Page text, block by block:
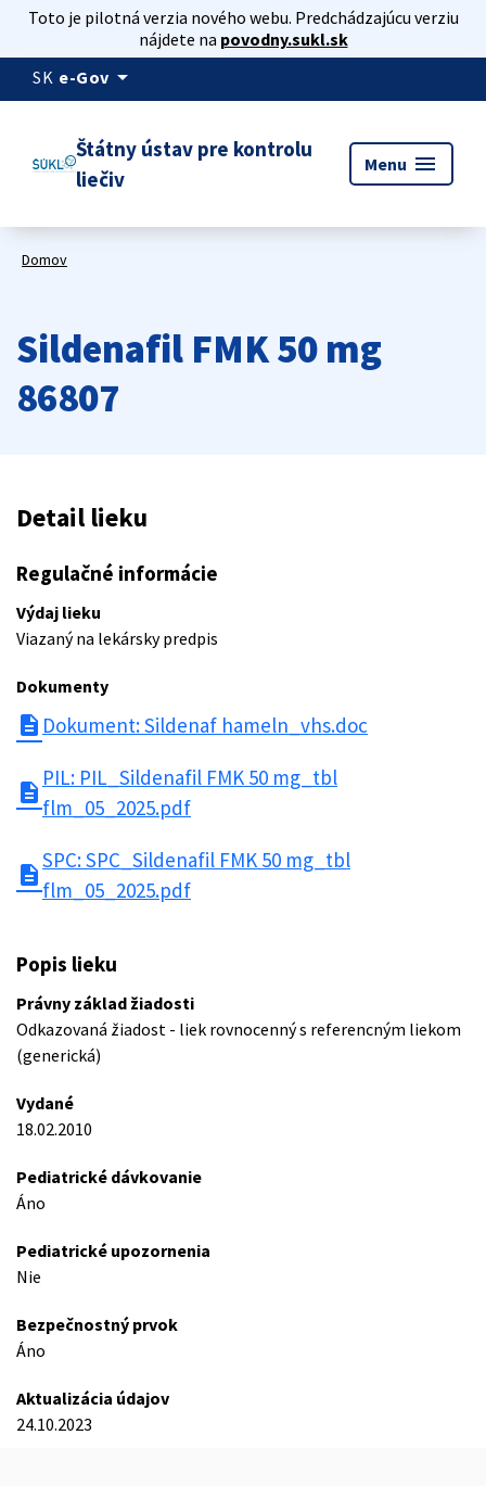
Toto je pilotná verzia nového webu. Predchádzajúcu verziu
nájdete na povodny.sukl.sk
SK e-Gov arrow_drop_down
Štátny ústav pre kontrolu
liečiv
Menu menu
Domov
Sildenafil FMK 50 mg
86807
Detail lieku
Regulačné informácie
Výdaj lieku
Viazaný na lekársky predpis
Dokumenty
description Dokument: Sildenaf hameln_vhs.doc
description
PIL: PIL_Sildenafil FMK 50 mg_tbl
flm_05_2025.pdf
description
SPC: SPC_Sildenafil FMK 50 mg_tbl
flm_05_2025.pdf
Popis lieku
Právny základ žiadosti
Odkazovaná žiadost - liek rovnocenný s referencným liekom
(generická)
Vydané
18.02.2010
Pediatrické dávkovanie
Áno
Pediatrické upozornenia
Nie
Bezpečnostný prvok
Áno
Aktualizácia údajov
24.10.2023